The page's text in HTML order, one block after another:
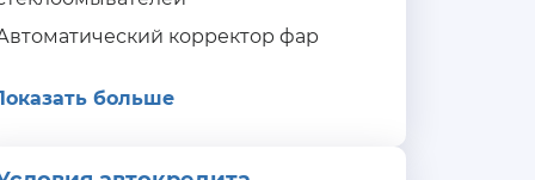
корректор фар
больше